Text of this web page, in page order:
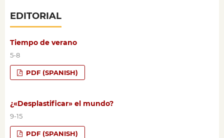
EDITORIAL
Tiempo de verano
5-8
PDF (SPANISH)
¿«Desplastificar» el mundo?
9-15
PDF (SPANISH)